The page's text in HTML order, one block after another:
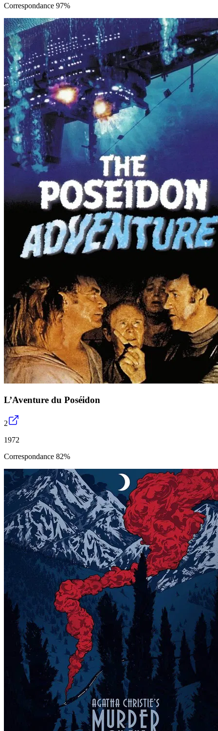
Correspondance 97%
L’Aventure du Poséidon
2
1972
Correspondance 82%